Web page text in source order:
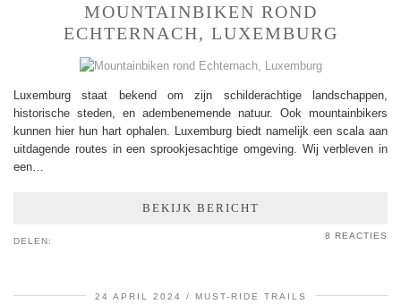
MOUNTAINBIKEN ROND
ECHTERNACH, LUXEMBURG
Luxemburg staat bekend om zijn schilderachtige landschappen,
historische steden, en adembenemende natuur. Ook mountainbikers
kunnen hier hun hart ophalen. Luxemburg biedt namelijk een scala aan
uitdagende routes in een sprookjesachtige omgeving. Wij verbleven in
een…
BEKIJK BERICHT
DELEN:
8 REACTIES
24 APRIL 2024 MUST-RIDE TRAILS